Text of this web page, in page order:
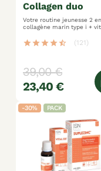
collagen duo
Votre routine jeunesse 2 en
collagène marin type i + vit.
naturel de pêche
star star star star star_half (121)
39,00 €
23,40 €
-30% PACK